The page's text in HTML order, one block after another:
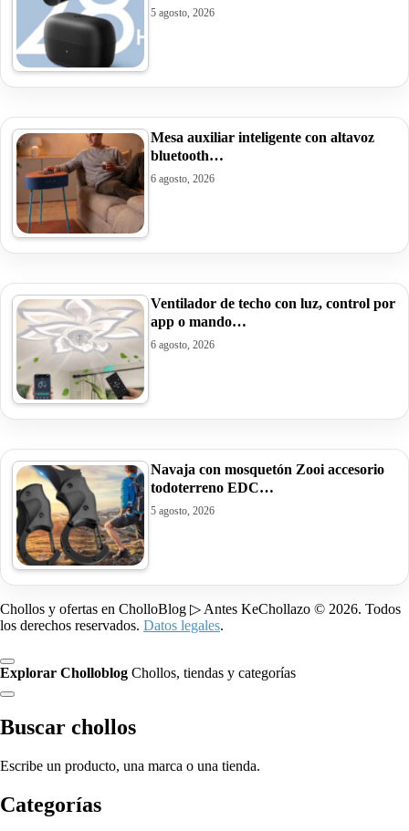
5 agosto, 2026
Mesa auxiliar inteligente con altavoz
bluetooth…
6 agosto, 2026
Ventilador de techo con luz, control por
app o mando…
6 agosto, 2026
Navaja con mosquetón Zooi accesorio
todoterreno EDC…
5 agosto, 2026
Chollos y ofertas en CholloBlog ▷ Antes KeChollazo © 2026. Todos
los derechos reservados. Datos legales.
Explorar Cholloblog Chollos, tiendas y categorías
Buscar chollos
Escribe un producto, una marca o una tienda.
Categorías